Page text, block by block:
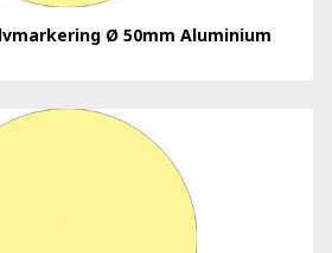
Ø 50mm Aluminium